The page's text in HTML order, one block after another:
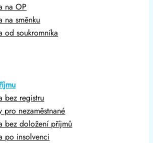
na OP
na směnku
od soukromníka
bez registru
pro nezaměstnané
bez doložení příjmů
po insolvenci